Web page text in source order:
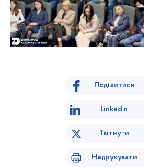
Поділитися
Linkedin
Твітнути
Надрукувати